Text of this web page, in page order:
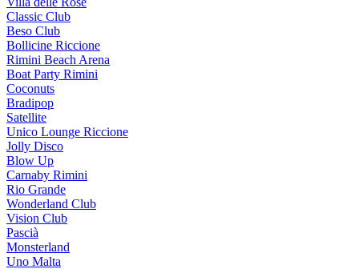
Classic Club
Beso Club
Bollicine Riccione
Rimini Beach Arena
Boat Party Rimini
Coconuts
Bradipop
Satellite
Unico Lounge Riccione
Jolly Disco
Blow Up
Carnaby Rimini
Rio Grande
Wonderland Club
Vision Club
Pascià
Monsterland
Uno Malta